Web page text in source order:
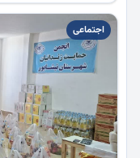
اجتماعی